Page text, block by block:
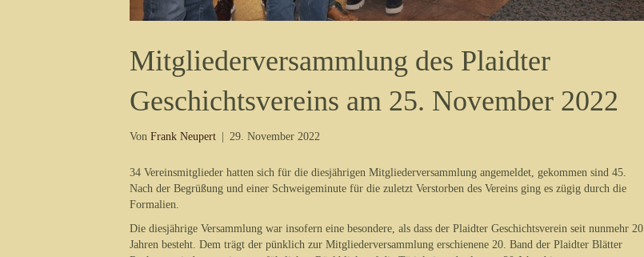
Mitgliederversammlung des Plaidter
Geschichtsvereins am 25. November 2022
Von Frank Neupert | 29. November 2022
34 Vereinsmitglieder hatten sich für die diesjährigen Mitgliederversammlung angemeldet, gekommen sind 45.
Nach der Begrüßung und einer Schweigeminute für die zuletzt Verstorben des Vereins ging es zügig durch die
Formalien.
Die diesjährige Versammlung war insofern eine besondere, als dass der Plaidter Geschichtsverein seit nunmehr 20
Jahren besteht. Dem trägt der pünklich zur Mitgliederversammlung erschienene 20. Band der Plaidter Blätter